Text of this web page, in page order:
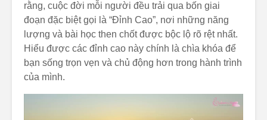
rằng, cuộc đời mỗi người đều trải qua bốn giai
đoạn đặc biệt gọi là “Đỉnh Cao”, nơi những năng
lượng và bài học then chốt được bộc lộ rõ rệt nhất.
Hiểu được các đỉnh cao này chính là chìa khóa để
bạn sống trọn vẹn và chủ động hơn trong hành trình
của mình.
Là Mật Mã Vũ Trụ
Của Riêng Bạn?
Giải Mã Thần Số
Học: Hành Trình
Khám Phá Tính
Kính Con Số Chủ
Cần Biết
Khám
Đỉnh
Thần Số
Thay Đổi